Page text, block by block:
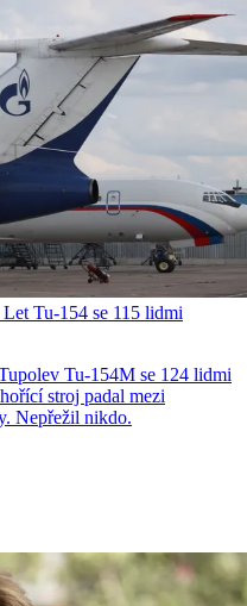
Tu-154 se 115 lidmi
Tu-154M se 124 lidmi
stroj padal mezi
Nepřežil nikdo.